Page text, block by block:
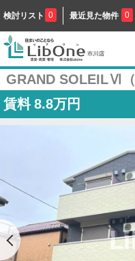
検討リスト 0 最近見た物件 0
GRAND SOLEILⅥ（
賃料 8.8万円